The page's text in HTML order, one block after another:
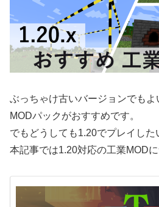
ぶっちゃけ古いバージョンでも
MODパックがおすすめです。
でもどうしても1.20でプレイし
本記事では1.20対応の工業MODに